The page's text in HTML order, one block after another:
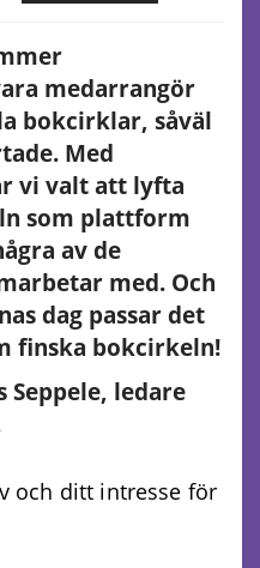
medarrangör
bokcirklar, såväl
Med
vi valt att lyfta
som plattform
av de
med. Och
dag passar det
finska bokcirkeln!
ledare
och ditt intresse för